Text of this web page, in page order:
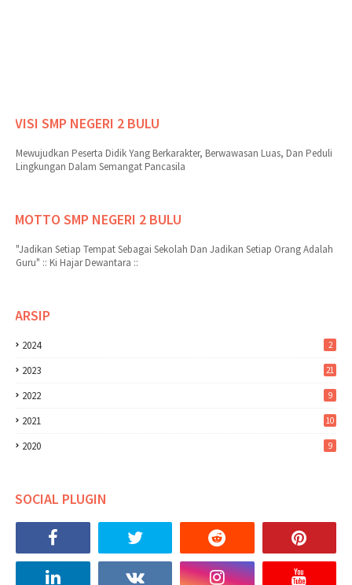
VISI SMP NEGERI 2 BULU
Mewujudkan Peserta Didik Yang Berkarakter, Berwawasan Luas, Dan Peduli
Lingkungan Dalam Semangat Pancasila
MOTTO SMP NEGERI 2 BULU
"Jadikan Setiap Tempat Sebagai Sekolah Dan Jadikan Setiap Orang Adalah
Guru" :: Ki Hajar Dewantara ::
ARSIP
2024 2
2023 21
2022 9
2021 10
2020 9
SOCIAL PLUGIN